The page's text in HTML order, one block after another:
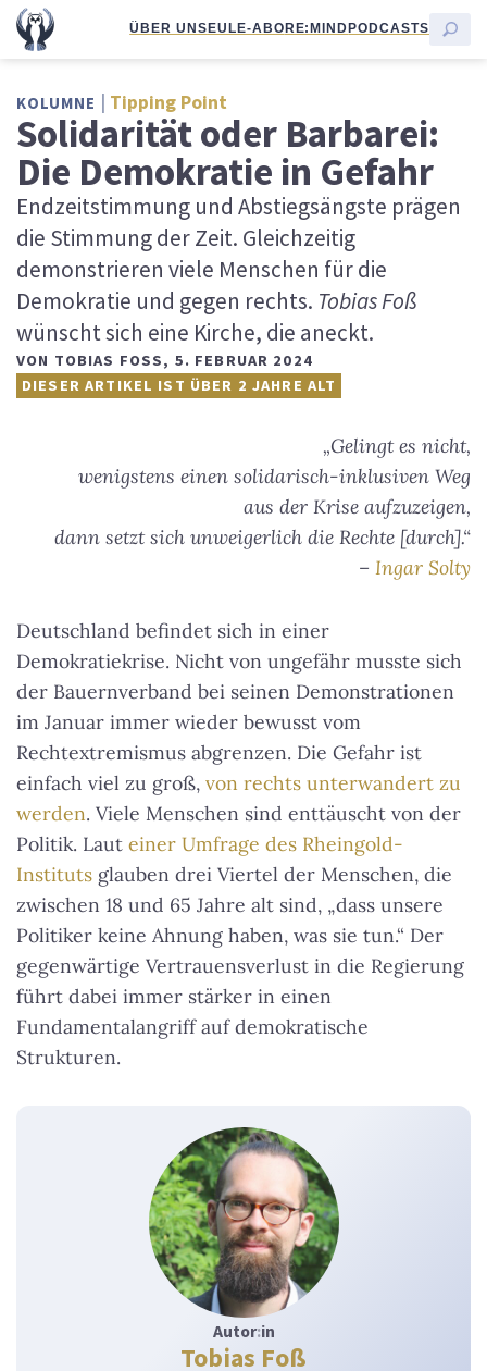
ÜBER UNSEULE-ABORE:MINDPODCASTS
KOLUMNE Tipping Point
Solidarität oder Barbarei:
Die Demokratie in Gefahr
Endzeitstimmung und Abstiegsängste prägen
die Stimmung der Zeit. Gleichzeitig
demonstrieren viele Menschen für die
Demokratie und gegen rechts. Tobias Foß
wünscht sich eine Kirche, die aneckt.
VON TOBIAS FOSS , 5. FEBRUAR 2024
DIESER ARTIKEL IST ÜBER 2 JAHRE ALT
„Gelingt es nicht,
wenigstens einen solidarisch-inklusiven Weg
aus der Krise aufzuzeigen,
dann setzt sich unweigerlich die Rechte [durch].“
– Ingar Solty
Deutschland befindet sich in einer
Demokratiekrise. Nicht von ungefähr musste sich
der Bauernverband bei seinen Demonstrationen
im Januar immer wieder bewusst vom
Rechtextremismus abgrenzen. Die Gefahr ist
einfach viel zu groß, von rechts unterwandert zu
werden. Viele Menschen sind enttäuscht von der
Politik. Laut einer Umfrage des Rheingold-
Instituts glauben drei Viertel der Menschen, die
zwischen 18 und 65 Jahre alt sind, „dass unsere
Politiker keine Ahnung haben, was sie tun.“ Der
gegenwärtige Vertrauensverlust in die Regierung
führt dabei immer stärker in einen
Fundamentalangriff auf demokratische
Strukturen.
Autor:in
Tobias Foß